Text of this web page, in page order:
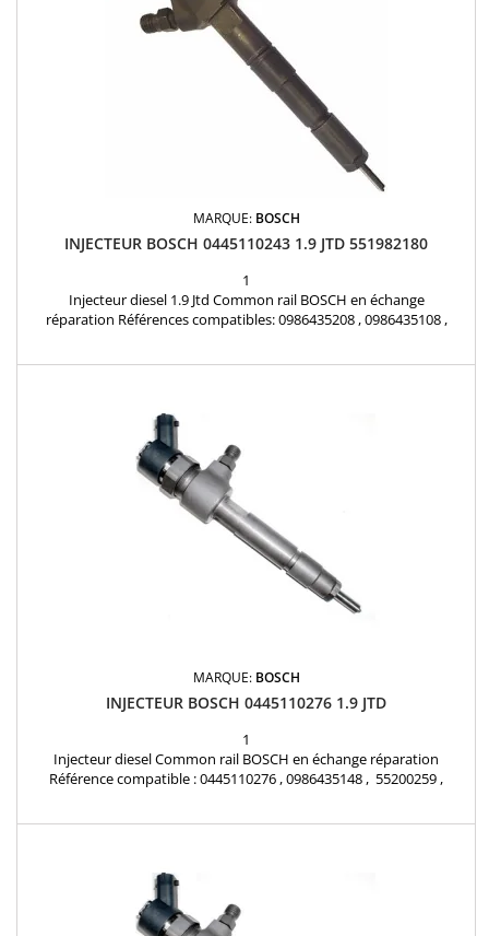
MARQUE: BOSCH
INJECTEUR BOSCH 0445110243 1.9 JTD 551982180
1
Injecteur diesel 1.9 Jtd Common rail BOSCH en échange
réparation Références compatibles: 0986435208 , 0986435108 ,
MARQUE: BOSCH
INJECTEUR BOSCH 0445110276 1.9 JTD
1
Injecteur diesel Common rail BOSCH en échange réparation
Référence compatible : 0445110276 , 0986435148 , 55200259 ,